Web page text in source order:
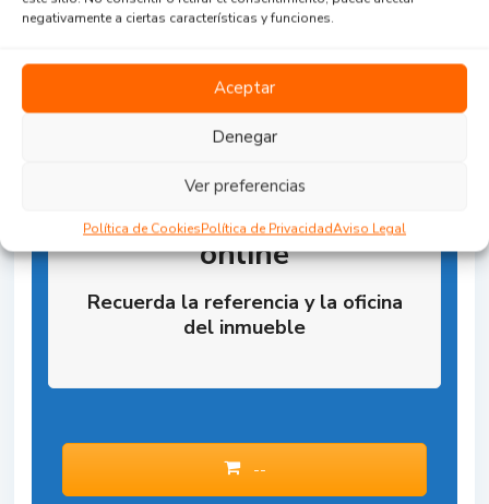
negativamente a ciertas características y funciones.
Aceptar
Denegar
Ver preferencias
Política de CookiesPolítica de PrivacidadAviso Legal
Reserva la Propiedad
online
Recuerda la referencia y la oficina
del inmueble
--